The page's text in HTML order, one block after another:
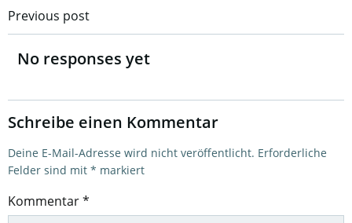
Post
navigation
Previous post
No responses yet
Schreibe einen Kommentar
Deine E-Mail-Adresse wird nicht veröffentlicht. Erforderliche
Felder sind mit * markiert
Kommentar*